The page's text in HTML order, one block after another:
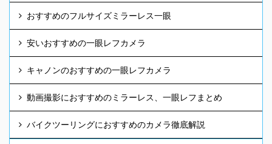
おすすめのフルサイズミラーレス一眼
安いおすすめの一眼レフカメラ
キャノンのおすすめの一眼レフカメラ
動画撮影におすすめのミラーレス、一眼レフまとめ
バイクツーリングにおすすめのカメラ徹底解説